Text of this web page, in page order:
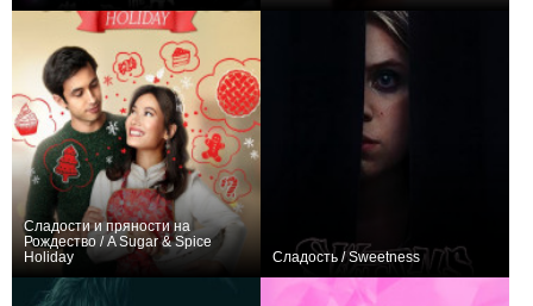
Сладости и пряности на
Рождество / A Sugar & Spice
Holiday
Сладость / Sweetness